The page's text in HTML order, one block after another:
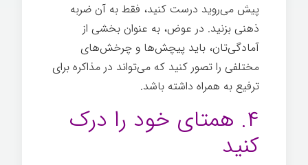
پیش می‌روید درست کنيد، فقط به آن ضربه
ذهنی بزنید. در عوض، به عنوان بخشی از
آمادگی‌تان، باید پیچش‌ها و چرخش‌های
مختلفی را تصور کنيد که می‌تواند در مذاکره برای
ترفیع به همراه داشته باشد.
۴. همتای خود را درک
کنيد